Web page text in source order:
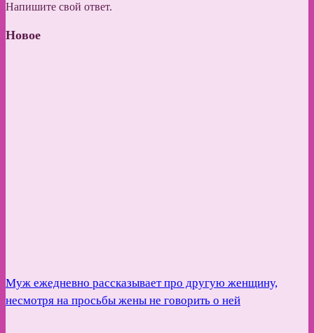
Напишите свой ответ.
Новое
Муж ежедневно рассказывает про другую женщину,
несмотря на просьбы жены не говорить о ней